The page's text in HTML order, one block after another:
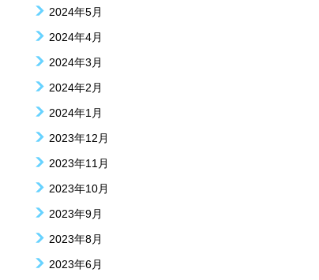
2024年5月
2024年4月
2024年3月
2024年2月
2024年1月
2023年12月
2023年11月
2023年10月
2023年9月
2023年8月
2023年6月